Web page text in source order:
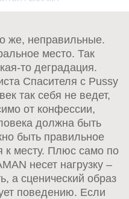
же, неправильные.
место. Так
то деградация.
Спасителя с Pussy
так себя не ведет,
от конфессии,
должна быть
быть правильное
к месту. Плюс само по
несет нагрузку –
а сценический образ
поведению. Если